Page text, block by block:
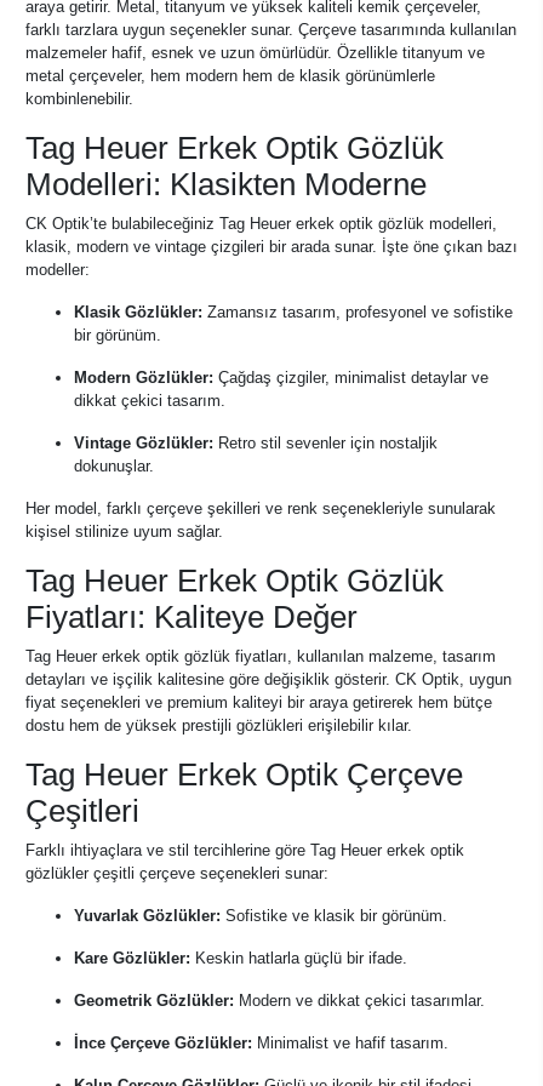
araya getirir. Metal, titanyum ve yüksek kaliteli kemik çerçeveler,
farklı tarzlara uygun seçenekler sunar. Çerçeve tasarımında kullanılan
malzemeler hafif, esnek ve uzun ömürlüdür. Özellikle titanyum ve
metal çerçeveler, hem modern hem de klasik görünümlerle
kombinlenebilir.
Tag Heuer Erkek Optik Gözlük
Modelleri: Klasikten Moderne
CK Optik’te bulabileceğiniz Tag Heuer erkek optik gözlük modelleri,
klasik, modern ve vintage çizgileri bir arada sunar. İşte öne çıkan bazı
modeller:
Klasik Gözlükler: Zamansız tasarım, profesyonel ve sofistike
bir görünüm.
Modern Gözlükler: Çağdaş çizgiler, minimalist detaylar ve
dikkat çekici tasarım.
Vintage Gözlükler: Retro stil sevenler için nostaljik
dokunuşlar.
Her model, farklı çerçeve şekilleri ve renk seçenekleriyle sunularak
kişisel stilinize uyum sağlar.
Tag Heuer Erkek Optik Gözlük
Fiyatları: Kaliteye Değer
Tag Heuer erkek optik gözlük fiyatları, kullanılan malzeme, tasarım
detayları ve işçilik kalitesine göre değişiklik gösterir. CK Optik, uygun
fiyat seçenekleri ve premium kaliteyi bir araya getirerek hem bütçe
dostu hem de yüksek prestijli gözlükleri erişilebilir kılar.
Tag Heuer Erkek Optik Çerçeve
Çeşitleri
Farklı ihtiyaçlara ve stil tercihlerine göre Tag Heuer erkek optik
gözlükler çeşitli çerçeve seçenekleri sunar:
Yuvarlak Gözlükler: Sofistike ve klasik bir görünüm.
Kare Gözlükler: Keskin hatlarla güçlü bir ifade.
Geometrik Gözlükler: Modern ve dikkat çekici tasarımlar.
İnce Çerçeve Gözlükler: Minimalist ve hafif tasarım.